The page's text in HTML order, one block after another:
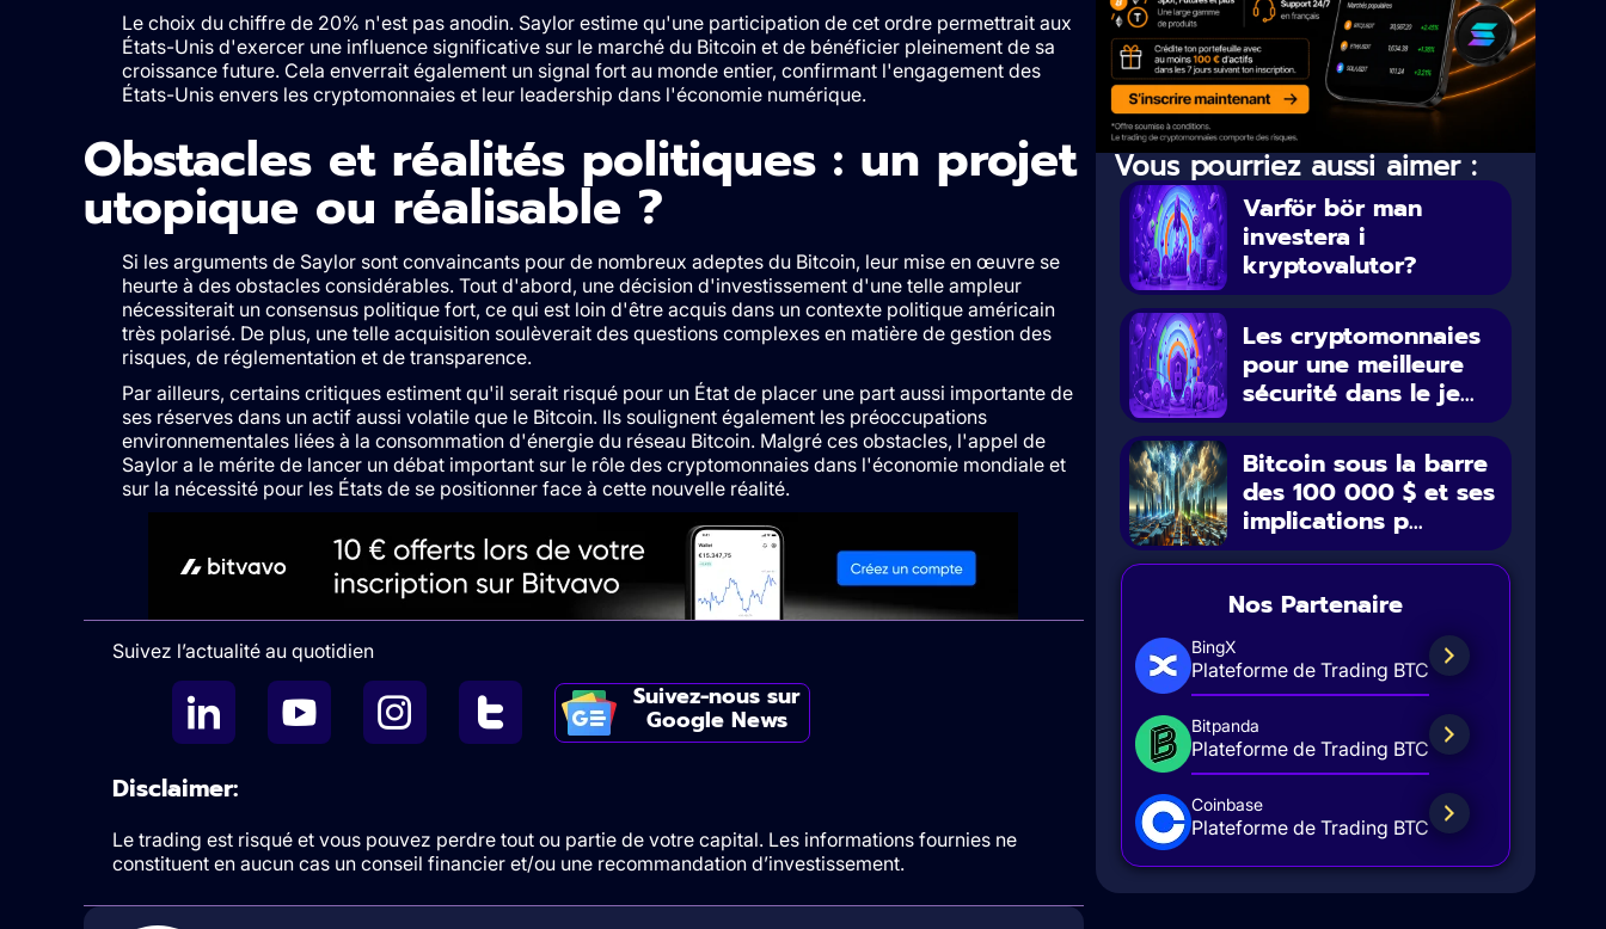
Le choix du chiffre de 20% n'est pas anodin. Saylor estime qu'une participation de cet ordre permettrait aux
États-Unis d'exercer une influence significative sur le marché du Bitcoin et de bénéficier pleinement de sa
croissance future. Cela enverrait également un signal fort au monde entier, confirmant l'engagement des
États-Unis envers les cryptomonnaies et leur leadership dans l'économie numérique.
Obstacles et réalités politiques : un projet
utopique ou réalisable ?
Si les arguments de Saylor sont convaincants pour de nombreux adeptes du Bitcoin, leur mise en œuvre se
heurte à des obstacles considérables. Tout d'abord, une décision d'investissement d'une telle ampleur
nécessiterait un consensus politique fort, ce qui est loin d'être acquis dans un contexte politique américain
très polarisé. De plus, une telle acquisition soulèverait des questions complexes en matière de gestion des
risques, de réglementation et de transparence.
Par ailleurs, certains critiques estiment qu'il serait risqué pour un État de placer une part aussi importante de
ses réserves dans un actif aussi volatile que le Bitcoin. Ils soulignent également les préoccupations
environnementales liées à la consommation d'énergie du réseau Bitcoin. Malgré ces obstacles, l'appel de
Saylor a le mérite de lancer un débat important sur le rôle des cryptomonnaies dans l'économie mondiale et
sur la nécessité pour les États de se positionner face à cette nouvelle réalité.
Suivez l’actualité au quotidien
Suivez-nous sur
Google News
Disclaimer:
Le trading est risqué et vous pouvez perdre tout ou partie de votre capital. Les informations fournies ne
constituent en aucun cas un conseil financier et/ou une recommandation d’investissement.
Vous pourriez aussi aimer :
Varför bör man
investera i
kryptovalutor?
Les cryptomonnaies
pour une meilleure
sécurité dans le je...
Bitcoin sous la barre
des 100 000 $ et ses
implications p...
Nos Partenaire
BingX
Plateforme de Trading BTC
Bitpanda
Plateforme de Trading BTC
Coinbase
Plateforme de Trading BTC